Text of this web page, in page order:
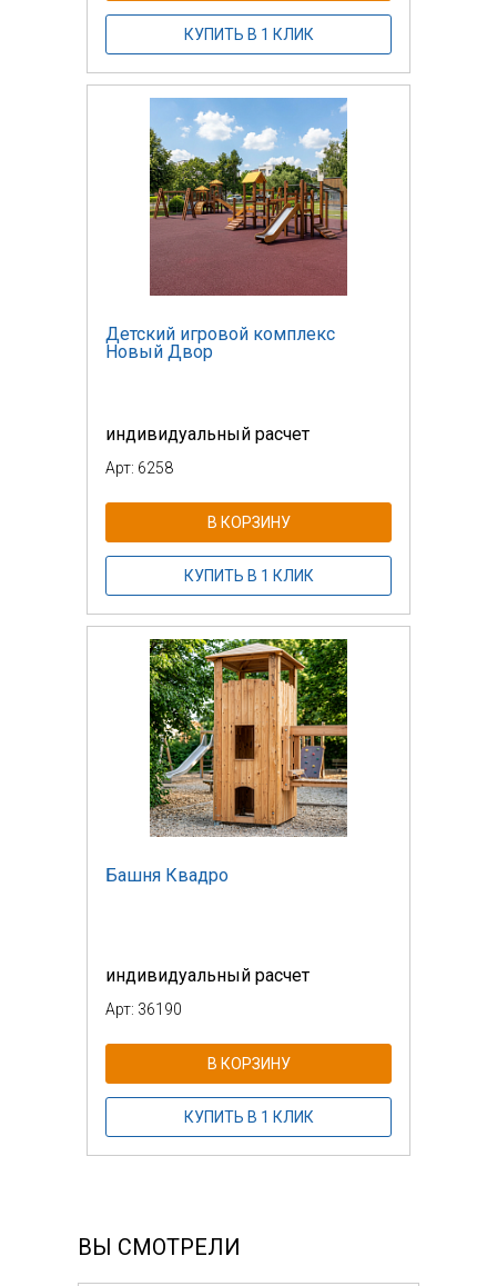
КУПИТЬ В 1 КЛИК
Детский игровой комплекс
Новый Двор
индивидуальный расчет
Арт: 6258
В КОРЗИНУ
КУПИТЬ В 1 КЛИК
Башня Квадро
индивидуальный расчет
Арт: 36190
В КОРЗИНУ
КУПИТЬ В 1 КЛИК
ВЫ СМОТРЕЛИ